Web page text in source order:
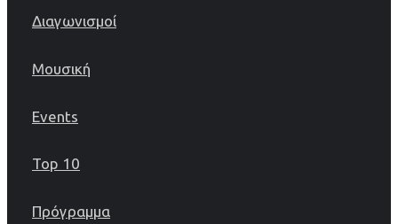
Διαγωνισμοί
Μουσική
Events
Top 10
Πρόγραμμα